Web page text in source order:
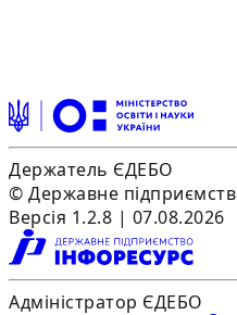
Держатель ЄДЕБО
© Державне
Версія 1.2.8 | 07.08.2026
Адміністратор ЄДЕБО